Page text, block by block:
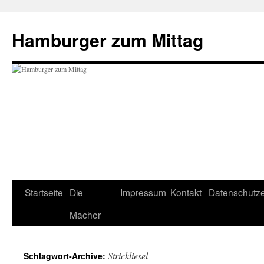
Hamburger zum Mittag
Zum
Startseite Die
Macher
Impressum Kontakt
Schlagwort-Archive: Strickliesel